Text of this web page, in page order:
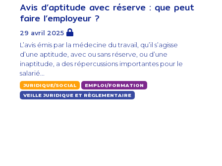
Avis d’aptitude avec réserve : que peut
faire l’employeur ?
29 avril 2025
L’avis émis par la médecine du travail, qu’il s’agisse
d’une aptitude, avec ou sans réserve, ou d’une
inaptitude, a des répercussions importantes pour le
salarié...
JURIDIQUE/SOCIAL
EMPLOI/FORMATION
VEILLE JURIDIQUE ET RÈGLEMENTAIRE